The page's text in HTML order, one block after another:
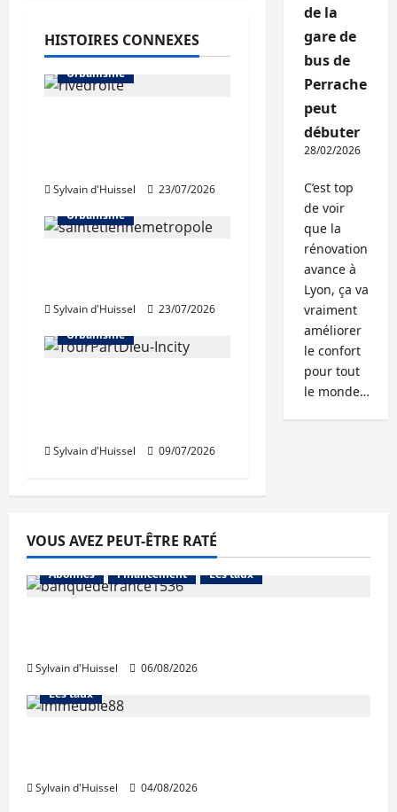
HISTOIRES CONNEXES
Urbanisme
Sylvain d'Huissel
23/07/2026
Urbanisme
Sylvain d'Huissel
23/07/2026
Urbanisme
Sylvain d'Huissel 09/07/2026
de la
gare de
bus de
Perrache
peut
débuter
28/02/2026
C’est top
de voir
que la
rénovation
avance à
Lyon, ça va
vraiment
améliorer
le confort
pour tout
le monde…
VOUS AVEZ PEUT-ÊTRE RATÉ
Abonnés Financement Les taux
Sylvain d'Huissel 06/08/2026
Abonnés Financement
Les taux
Sylvain d'Huissel
04/08/2026